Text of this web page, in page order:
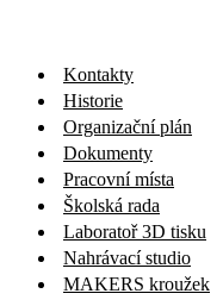
Kontakty
Historie
Organizační plán
Dokumenty
Pracovní místa
Školská rada
Laboratoř 3D tisku
Nahrávací studio
MAKERS kroužek